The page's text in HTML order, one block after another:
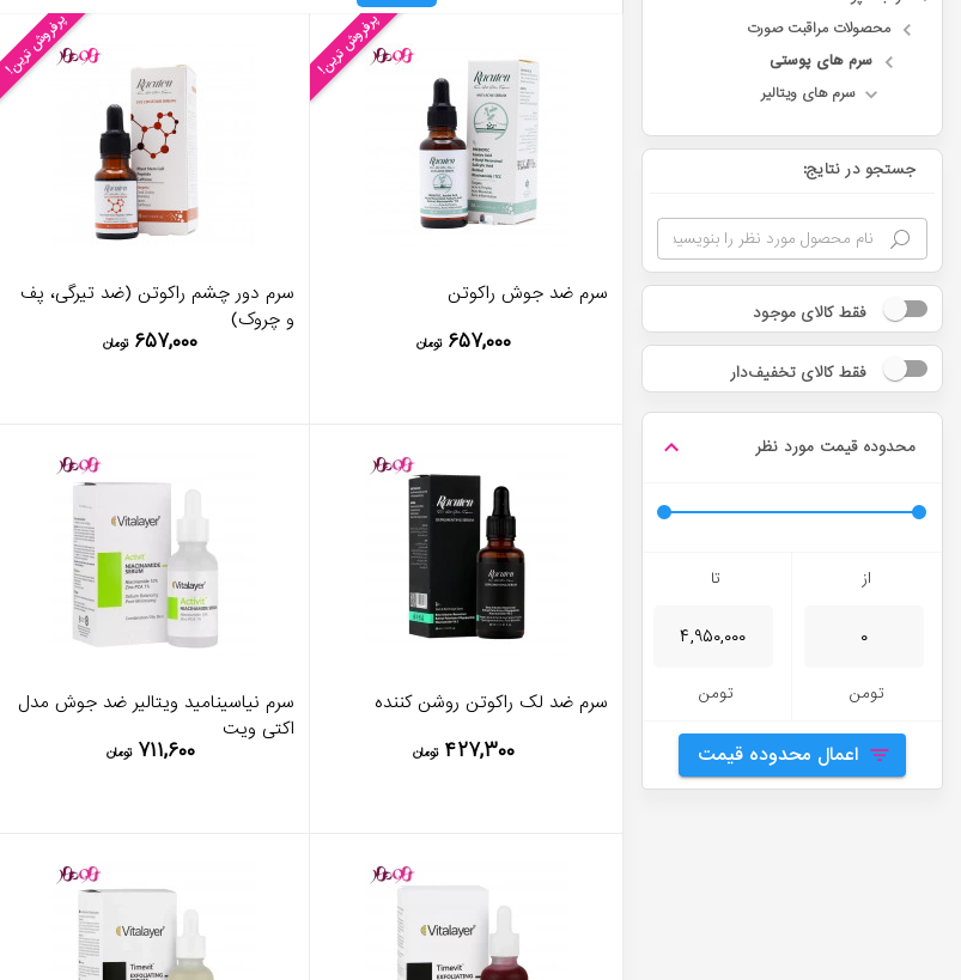
محصولات مراقبت صورت
سرم های پوستی
سرم های ویتالیر
جستجو در نتایج:
فقط کالای موجود
فقط کالای تخفیف‌دار
محدوده قیمت مورد نظر
از
تومن
تا
تومن
اعمال محدوده قیمت
پرفروش ترین!
سرم ضد جوش راکوتن
۶۵۷,۰۰۰ تومان
پرفروش ترین!
سرم دور چشم راکوتن (ضد تیرگی، پف
و چروک)
۶۵۷,۰۰۰ تومان
سرم ضد لک راکوتن روشن کننده
۴۲۷,۳۰۰ تومان
سرم نیاسینامید ویتالیر ضد جوش مدل
اکتی ویت
۷۱۱,۶۰۰ تومان